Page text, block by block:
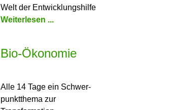
Welt der Entwicklungshilfe
Weiterlesen ...
Bio-Ökonomie
Alle 14 Tage ein Schwer­
punkt­thema zur